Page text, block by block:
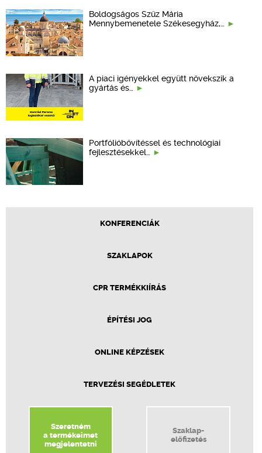
Boldogságos Szűz Mária
Mennybemenetele Székesegyház,…
A piaci igényekkel együtt növekszik a
gyártás és…
Portfólióbővítéssel és technológiai
fejlesztésekkel…
KONFERENCIÁK
SZAKLAPOK
CPR TERMÉKKIÍRÁS
ÉPÍTÉSI JOG
ONLINE KÉPZÉSEK
TERVEZÉSI SEGÉDLETEK
Szeretném
a termékeimet
megjelentetni
Szaklap-
előfizetés